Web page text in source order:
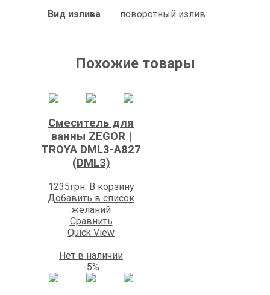
Вид излива поворотный излив
Похожие товары
Смеситель для
ванны ZEGOR |
TROYA DML3-A827
(DML3)
1235грн. В корзину
Добавить в список
желаний
Сравнить
Quick View
Нет в наличии
-5%